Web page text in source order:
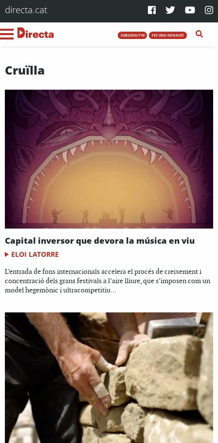
directa.cat
SUBSCRIU-T'HI FES UNA DONACIÓ
Cruïlla
Capital inversor que devora la música en viu
ELOI LATORRE
L’entrada de fons internacionals accelera el procés de creixement i
concentració dels grans festivals a l’aire lliure, que s’imposen com un
model hegemònic i ultracompetitiu...